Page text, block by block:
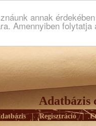
annak
Amennyiben
Adatbázis
| Regisztráció |